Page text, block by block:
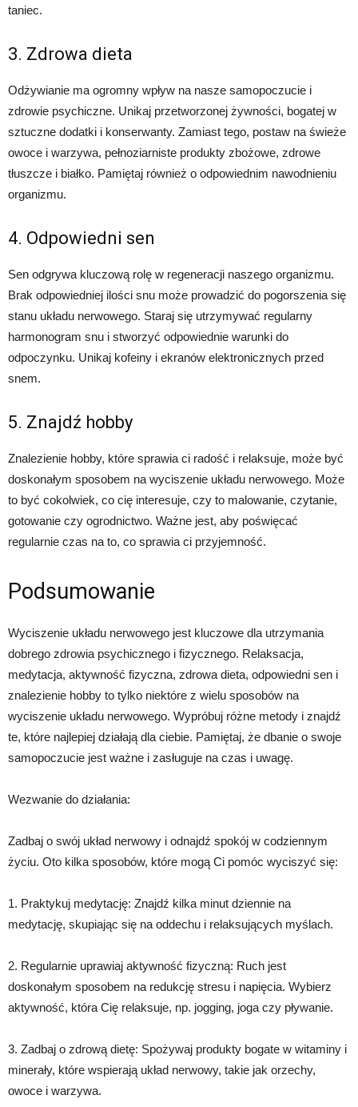
taniec.
3. Zdrowa dieta
Odżywianie ma ogromny wpływ na nasze samopoczucie i
zdrowie psychiczne. Unikaj przetworzonej żywności, bogatej w
sztuczne dodatki i konserwanty. Zamiast tego, postaw na świeże
owoce i warzywa, pełnoziarniste produkty zbożowe, zdrowe
tłuszcze i białko. Pamiętaj również o odpowiednim nawodnieniu
organizmu.
4. Odpowiedni sen
Sen odgrywa kluczową rolę w regeneracji naszego organizmu.
Brak odpowiedniej ilości snu może prowadzić do pogorszenia się
stanu układu nerwowego. Staraj się utrzymywać regularny
harmonogram snu i stworzyć odpowiednie warunki do
odpoczynku. Unikaj kofeiny i ekranów elektronicznych przed
snem.
5. Znajdź hobby
Znalezienie hobby, które sprawia ci radość i relaksuje, może być
doskonałym sposobem na wyciszenie układu nerwowego. Może
to być cokolwiek, co cię interesuje, czy to malowanie, czytanie,
gotowanie czy ogrodnictwo. Ważne jest, aby poświęcać
regularnie czas na to, co sprawia ci przyjemność.
Podsumowanie
Wyciszenie układu nerwowego jest kluczowe dla utrzymania
dobrego zdrowia psychicznego i fizycznego. Relaksacja,
medytacja, aktywność fizyczna, zdrowa dieta, odpowiedni sen i
znalezienie hobby to tylko niektóre z wielu sposobów na
wyciszenie układu nerwowego. Wypróbuj różne metody i znajdź
te, które najlepiej działają dla ciebie. Pamiętaj, że dbanie o swoje
samopoczucie jest ważne i zasługuje na czas i uwagę.
Wezwanie do działania:
Zadbaj o swój układ nerwowy i odnajdź spokój w codziennym
życiu. Oto kilka sposobów, które mogą Ci pomóc wyciszyć się:
1. Praktykuj medytację: Znajdź kilka minut dziennie na
medytację, skupiając się na oddechu i relaksujących myślach.
2. Regularnie uprawiaj aktywność fizyczną: Ruch jest
doskonałym sposobem na redukcję stresu i napięcia. Wybierz
aktywność, która Cię relaksuje, np. jogging, joga czy pływanie.
3. Zadbaj o zdrową dietę: Spożywaj produkty bogate w witaminy i
minerały, które wspierają układ nerwowy, takie jak orzechy,
owoce i warzywa.